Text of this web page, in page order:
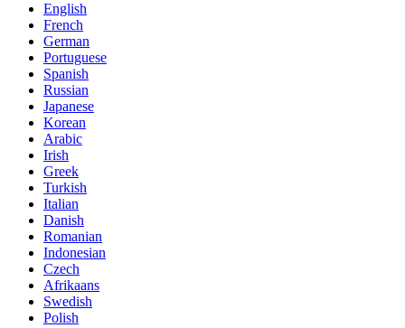
English
French
German
Portuguese
Spanish
Russian
Japanese
Korean
Arabic
Irish
Greek
Turkish
Italian
Danish
Romanian
Indonesian
Czech
Afrikaans
Swedish
Polish